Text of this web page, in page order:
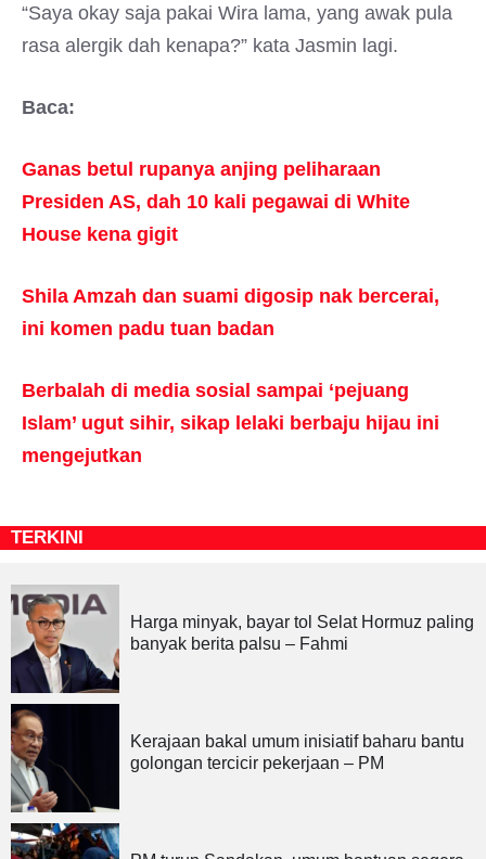
“Saya okay saja pakai Wira lama, yang awak pula
rasa alergik dah kenapa?” kata Jasmin lagi.
Baca:
Ganas betul rupanya anjing peliharaan
Presiden AS, dah 10 kali pegawai di White
House kena gigit
Shila Amzah dan suami digosip nak bercerai,
ini komen padu tuan badan
Berbalah di media sosial sampai ‘pejuang
Islam’ ugut sihir, sikap lelaki berbaju hijau ini
mengejutkan
TERKINI
Harga minyak, bayar tol Selat Hormuz paling
banyak berita palsu – Fahmi
Kerajaan bakal umum inisiatif baharu bantu
golongan tercicir pekerjaan – PM